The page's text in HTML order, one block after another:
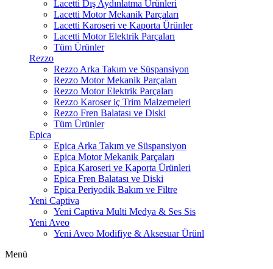
Lacetti Dış Aydınlatma Ürünleri
Lacetti Motor Mekanik Parçaları
Lacetti Karoseri ve Kaporta Ürünler
Lacetti Motor Elektrik Parçaları
Tüm Ürünler
Rezzo
Rezzo Arka Takım ve Süspansiyon
Rezzo Motor Mekanik Parçaları
Rezzo Motor Elektrik Parçaları
Rezzo Karoser iç Trim Malzemeleri
Rezzo Fren Balatası ve Diski
Tüm Ürünler
Epica
Epica Arka Takım ve Süspansiyon
Epica Motor Mekanik Parçaları
Epica Karoseri ve Kaporta Ürünleri
Epica Fren Balatası ve Diski
Epica Periyodik Bakım ve Filtre
Yeni Captiva
Yeni Captiva Multi Medya & Ses Sis
Yeni Aveo
Yeni Aveo Modifiye & Aksesuar Ürünl
Menü